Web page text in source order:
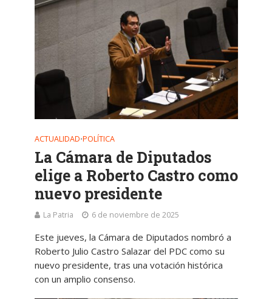
ACTUALIDAD•POLÍTICA
La Cámara de Diputados
elige a Roberto Castro como
nuevo presidente
La Patria 6 de noviembre de 2025
Este jueves, la Cámara de Diputados nombró a
Roberto Julio Castro Salazar del PDC como su
nuevo presidente, tras una votación histórica
con un amplio consenso.